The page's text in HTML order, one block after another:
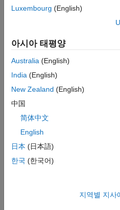
I'm
just
not
somet
hing,
Luxembourg (English)
아시아 태평양
Australia (English)
India (English)
New Zealand (English)
中国
简体中文
English
日本 (日本語)
한국 (한국어)
지역별 지사